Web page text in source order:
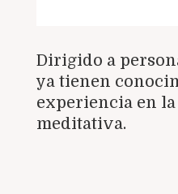
Dirigido a
ya tienen
experiencia en
meditativa.